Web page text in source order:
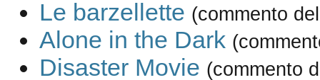
Le barzellette (commento
Alone in the Dark
Disaster Movie (commento